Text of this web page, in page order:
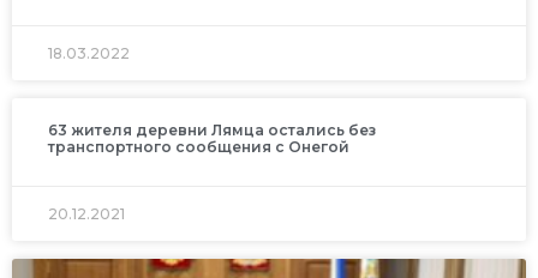
18.03.2022
63 жителя деревни Лямца остались без
транспортного сообщения с Онегой
20.12.2021